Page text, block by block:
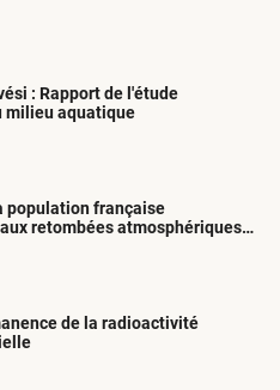
: Rapport de l'étude
milieu aquatique
population française
retombées atmosphériques
1945
de la radioactivité